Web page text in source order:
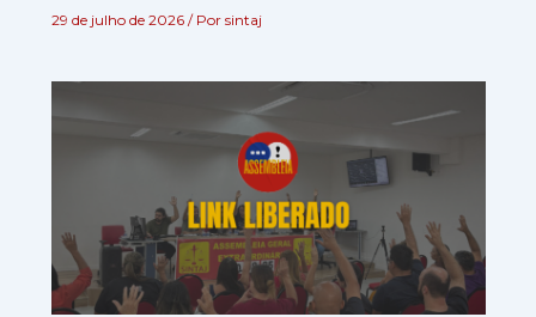
29 de julho de 2026 / Por sintaj